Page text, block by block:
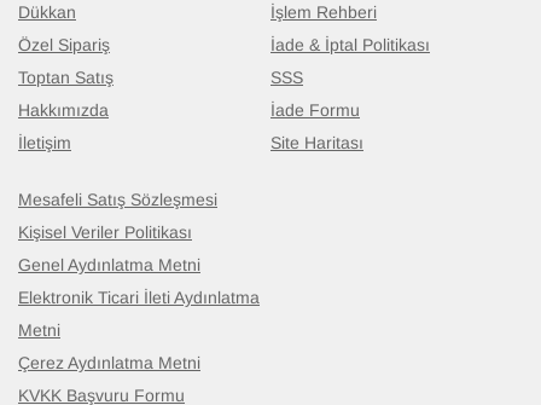
Döküm Aluminyum Sehpa Ayağı
28.618TL
Dükkan
Özel Sipariş
Toptan Satış
Hakkımızda
İletişim
İşlem Rehberi
İade & İptal Politikası
SSS
İade Formu
Site Haritası
Mesafeli Satış Sözleşmesi
Kişisel Veriler Politikası
Genel Aydınlatma Metni
Elektronik Ticari İleti Aydınlatma
Metni
Çerez Aydınlatma Metni
KVKK Başvuru Formu